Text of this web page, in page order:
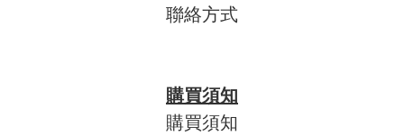
聯絡方式
購買須知
購買須知